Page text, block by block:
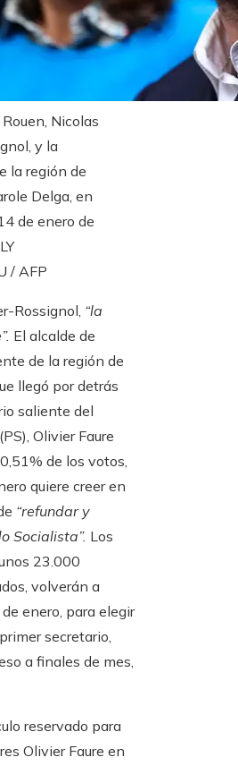
Nicolas
y la
la región de
Delga, en
de enero de
/ AFP
Rossignol, “la
El alcalde de
de la región de
llegó por detrás
saliente del
Olivier Faure
de los votos,
quiere creer en
“refundar y
Socialista”. Los
23.000
volverán a
enero, para elegir
secretario,
a finales de mes,
reservado para
Olivier Faure en